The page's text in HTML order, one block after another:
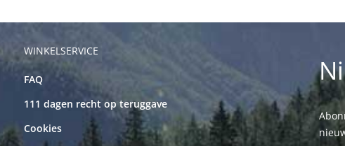
WINKELSERVICE
FAQ
111 dagen recht op teruggave
Cookies